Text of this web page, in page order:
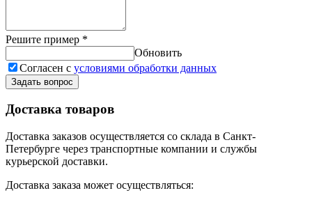
Решите пример *
Обновить
Согласен с условиями обработки данных
Задать вопрос
Доставка товаров
Доставка заказов осуществляется со склада в Санкт-
Петербурге через транспортные компании и службы
курьерской доставки.
Доставка заказа может осуществляться: